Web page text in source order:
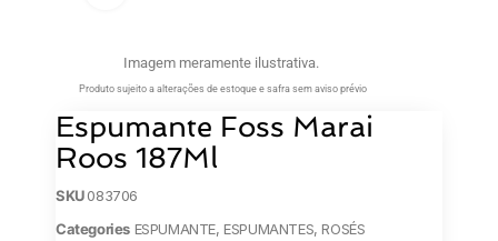
Imagem meramente ilustrativa.
Produto sujeito a alterações de estoque e safra sem aviso prévio
Espumante Foss Marai
Roos 187Ml
SKU083706
Categories ESPUMANTE, ESPUMANTES, ROSÉS